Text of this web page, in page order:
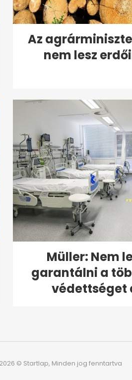
Az
nem lesz
Müller: Nem
garantálni a
védettséget
2026 © Startlap, Minden jog fenntartva